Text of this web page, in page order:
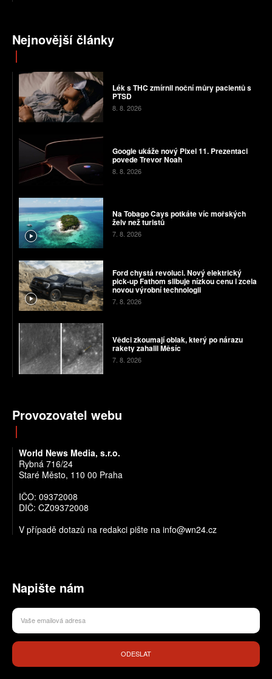
Nejnovější články
Lék s THC zmírnil noční můry pacientů s
PTSD
8. 8. 2026
Google ukáže nový Pixel 11. Prezentaci
povede Trevor Noah
8. 8. 2026
Na Tobago Cays potkáte víc mořských
želv než turistů
7. 8. 2026
Ford chystá revoluci. Nový elektrický
pick-up Fathom slibuje nízkou cenu i zcela
novou výrobní technologii
7. 8. 2026
Vědci zkoumají oblak, který po nárazu
rakety zahalil Měsíc
7. 8. 2026
Provozovatel webu
World News Media, s.r.o.
Rybná 716/24
Staré Město, 110 00 Praha
IČO: 09372008
DIČ: CZ09372008
V případě dotazů na redakci pište na info@wn24.cz
Napište nám
ODESLAT